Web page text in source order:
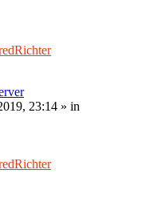
23:14 » in